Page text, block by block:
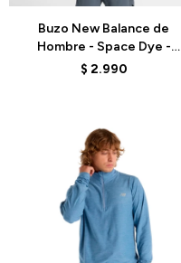
Buzo New Balance de
Hombre - Space Dye -
MT41915AB6 - TURQUOISE
$ 2.990